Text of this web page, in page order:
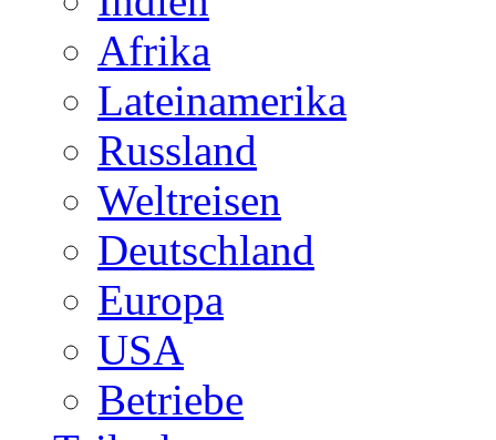
Afrika
Lateinamerika
Russland
Weltreisen
Deutschland
Europa
USA
Betriebe